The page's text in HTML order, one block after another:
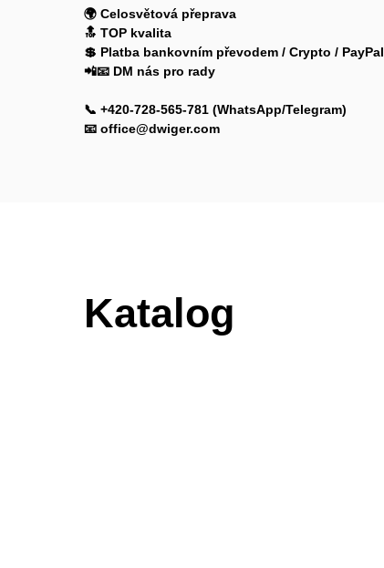
🌍 Celosvětová přeprava
🔝 TOP kvalita
💲 Platba bankovním převodem / Crypto / PayPal
📲📧 DM nás pro rady
📞 +420-728-565-781 (WhatsApp/Telegram)
📧 office@dwiger.com
Katalog